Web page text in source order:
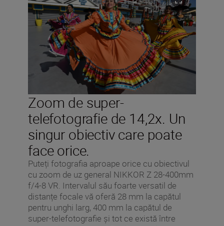
Zoom de super-
telefotografie de 14,2x. Un
singur obiectiv care poate
face orice.
Puteți fotografia aproape orice cu obiectivul
cu zoom de uz general NIKKOR Z 28-400mm
f/4-8 VR. Intervalul său foarte versatil de
distanțe focale vă oferă 28 mm la capătul
pentru unghi larg, 400 mm la capătul de
super-telefotografie și tot ce există între